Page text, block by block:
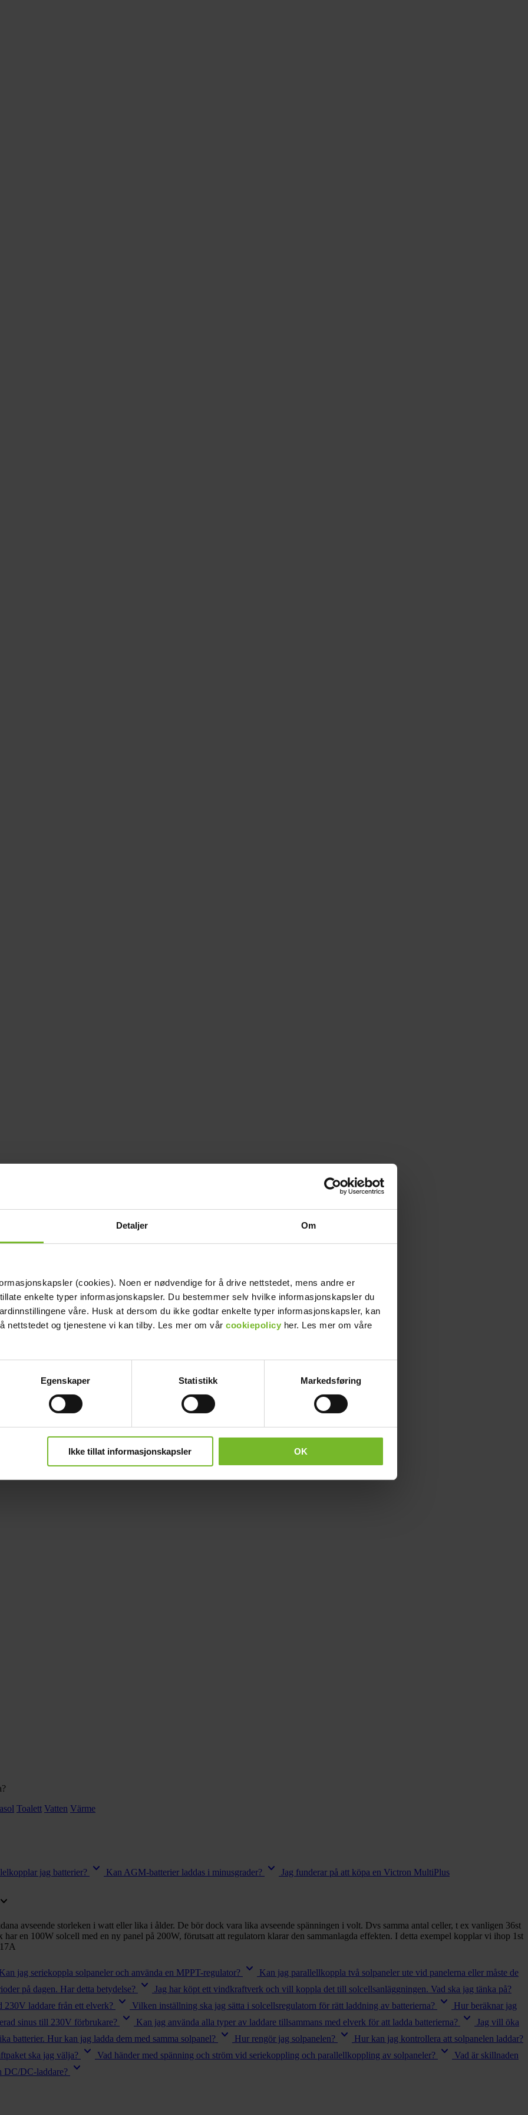
Detaljer Om
(cookies). Noen er nødvendige for å drive nettstedet, mens andre er
enkelte typer informasjonskapsler. Du bestemmer selv hvilke informasjonskapsler du
våre. Husk at dersom du ikke godtar enkelte typer informasjonskapsler, kan
nettstedet og tjenestene vi kan tilby. Les mer om vår cookiepolicy her. Les mer om våre
Egenskaper Statistikk Markedsføring
Ikke tillat informasjonskapsler OK
Toalett Vatten Värme
jag batterier? keyboard_arrow_down Kan AGM-batterier laddas i minusgrader? keyboard_arrow_down
Jag funderar på att köpa en Victron MultiPlus
keyboard_arrow_down
avseende storleken i watt eller lika i ålder. De bör dock vara lika avseende spänningen i volt. Dvs samma antal celler, t ex vanligen 36st
har en 100W solcell med en ny panel på 200W, förutsatt att regulatorn klarar den sammanlagda effekten. I detta exempel kopplar vi ihop 1st
Kan jag seriekoppla solpaneler och använda en MPPT-regulator? keyboard_arrow_down
Kan jag parallellkoppla två solpaneler ute vid panelerna eller måste de
på dagen. Har detta betydelse? keyboard_arrow_down Jag har köpt ett vindkraftverk och vill koppla det till solcellsanläggningen. Vad ska jag tänka på?
230V laddare från ett elverk? keyboard_arrow_down Vilken inställning ska jag sätta i solcellsregulatorn för rätt laddning av batterierna? keyboard_arrow_down
Hur beräknar jag
sinus till 230V förbrukare? keyboard_arrow_down Kan jag använda alla typer av laddare tillsammans med elverk för att ladda batterierna? keyboard_arrow_down
Jag vill öka
batterier. Hur kan jag ladda dem med samma solpanel? keyboard_arrow_down Hur rengör jag solpanelen? keyboard_arrow_down Hur kan jag kontrollera att solpanelen laddar?
ska jag välja? keyboard_arrow_down Vad händer med spänning och ström vid seriekoppling och parallellkoppling av solpaneler? keyboard_arrow_down
Vad är skillnaden
DC/DC-laddare? keyboard_arrow_down